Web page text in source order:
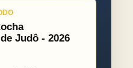
Judô - 2026